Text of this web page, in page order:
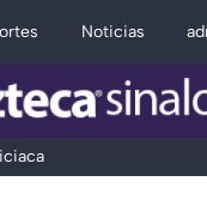
Noticias